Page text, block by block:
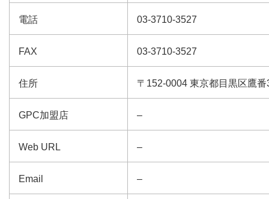
電話 03-3710-3527
FAX 03-3710-3527
住所 〒152-0004 東京都目黒区鷹番
GPC加盟店 –
Web URL –
Email –